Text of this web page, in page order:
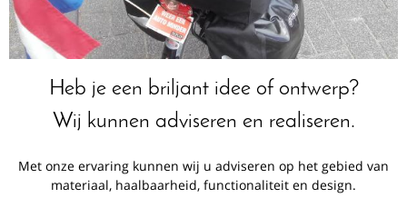
Over ons
Heb je een briljant idee of ontwerp?
Wij kunnen adviseren en realiseren.
Met onze ervaring kunnen wij u adviseren op het gebied van
materiaal, haalbaarheid, functionaliteit en design.